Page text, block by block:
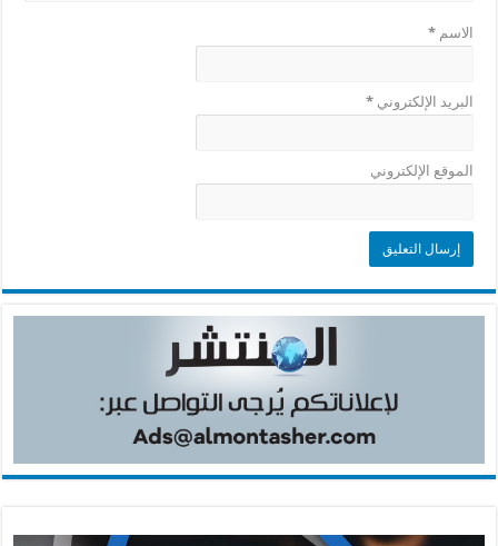
الاسم*
البريد الإلكتروني*
الموقع الإلكتروني